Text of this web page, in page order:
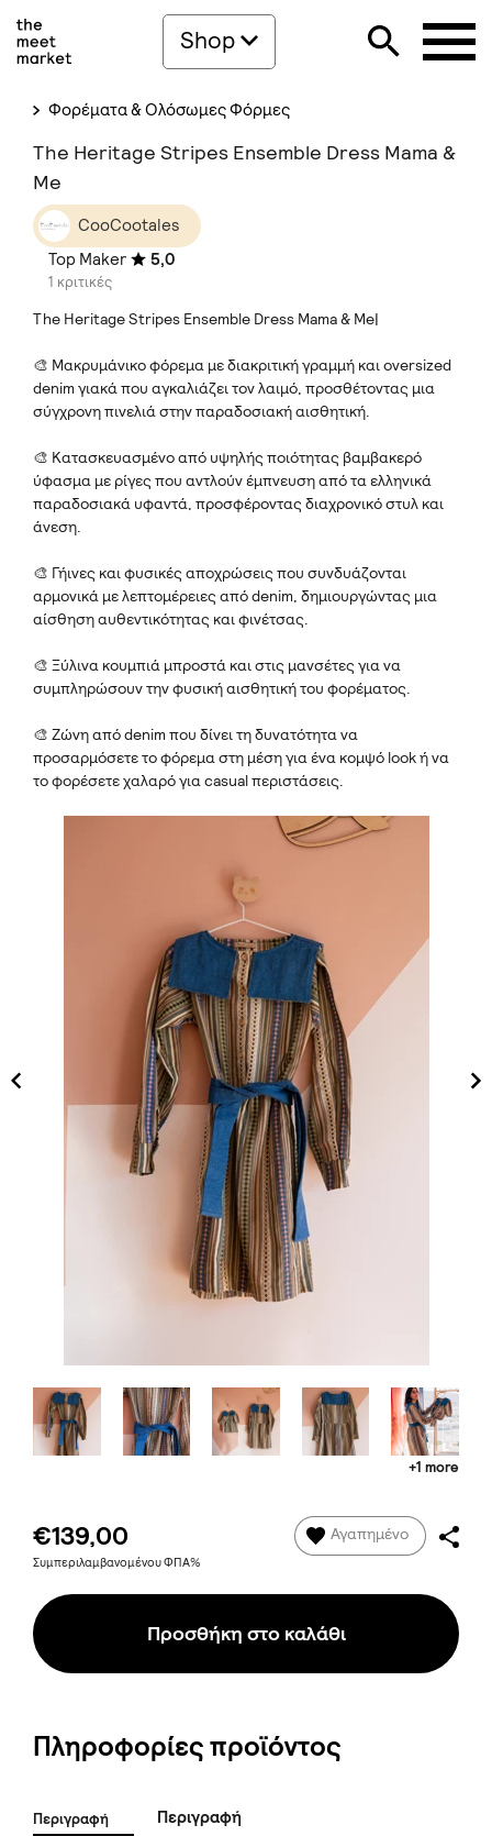
Shop
Φορέματα & Ολόσωμες Φόρμες
The Heritage Stripes Ensemble Dress Mama &
Me
CooCootales
Top Maker
5,0
1 κριτικές
The Heritage Stripes Ensemble Dress Mama & Me|
🎨 Μακρυμάνικο φόρεμα με διακριτική γραμμή και oversized
denim γιακά που αγκαλιάζει τον λαιμό, προσθέτοντας μια
σύγχρονη πινελιά στην παραδοσιακή αισθητική.
🎨 Κατασκευασμένο από υψηλής ποιότητας βαμβακερό
ύφασμα με ρίγες που αντλούν έμπνευση από τα ελληνικά
παραδοσιακά υφαντά, προσφέροντας διαχρονικό στυλ και
άνεση.
🎨 Γήινες και φυσικές αποχρώσεις που συνδυάζονται
αρμονικά με λεπτομέρειες από denim, δημιουργώντας μια
αίσθηση αυθεντικότητας και φινέτσας.
🎨 Ξύλινα κουμπιά μπροστά και στις μανσέτες για να
συμπληρώσουν την φυσική αισθητική του φορέματος.
🎨 Ζώνη από denim που δίνει τη δυνατότητα να
προσαρμόσετε το φόρεμα στη μέση για ένα κομψό look ή να
το φορέσετε χαλαρό για casual περιστάσεις.
+1 more
€139,00
Συμπεριλαμβανομένου ΦΠΑ%
Αγαπημένο
Προσθήκη στο καλάθι
Πληροφορίες προϊόντος
Περιγραφή
Περιγραφή